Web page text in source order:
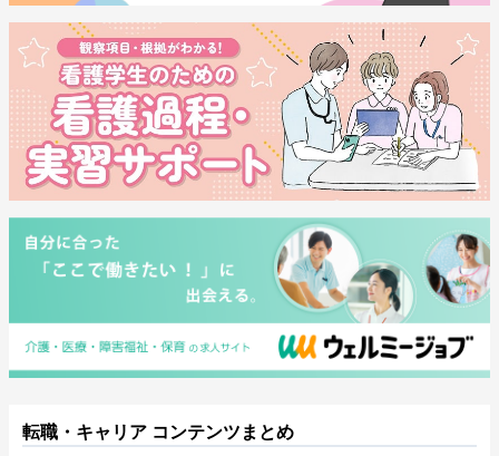
転職・キャリア コンテンツまとめ